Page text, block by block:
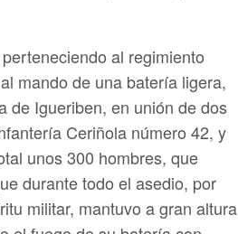
al regimiento
mando de una batería ligera,
de Igueriben, en unión de dos
Ceriñola número 42, y
unos 300 hombres, que
durante todo el asedio, por
militar, mantuvo a gran altura